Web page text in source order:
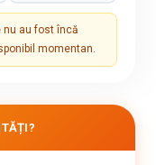
au fost încă
momentan.